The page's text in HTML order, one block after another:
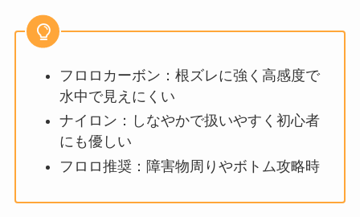
フロロカーボン：根ズレに強く高感度で
水中で見えにくい
ナイロン：しなやかで扱いやすく初心者
にも優しい
フロロ推奨：障害物周りやボトム攻略時